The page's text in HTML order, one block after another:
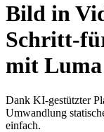
Bild in
Schritt-
mit
Dank KI-gestützter
Umwandlung
einfach.